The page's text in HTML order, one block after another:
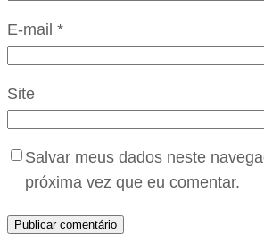
E-mail *
Site
Salvar meus dados neste
próxima vez que eu comentar.